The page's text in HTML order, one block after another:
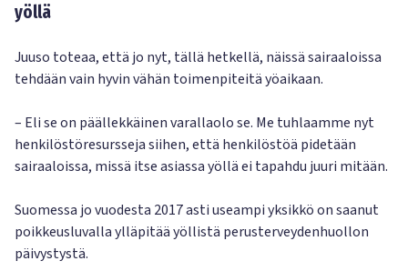
yöllä
Juuso toteaa, että jo nyt, tällä hetkellä, näissä sairaaloissa
tehdään vain hyvin vähän toimenpiteitä yöaikaan.
– Eli se on päällekkäinen varallaolo se. Me tuhlaamme nyt
henkilöstöresursseja siihen, että henkilöstöä pidetään
sairaaloissa, missä itse asiassa yöllä ei tapahdu juuri mitään.
Suomessa jo vuodesta 2017 asti useampi yksikkö on saanut
poikkeusluvalla ylläpitää yöllistä perusterveydenhuollon
päivystystä.